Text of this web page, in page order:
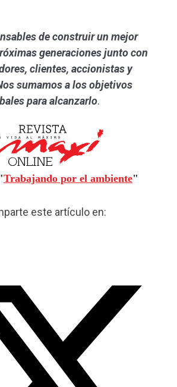
de construir un mejor
generaciones junto con
clientes, accionistas y
sumamos a los objetivos
para alcanzarlo.
Trabajando por el ambiente"
este artículo en: